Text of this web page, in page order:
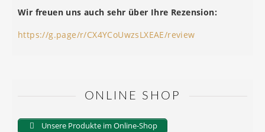
Wir freuen uns auch sehr über Ihre Rezension:
https://g.page/r/CX4YCoUwzsLXEAE/review
ONLINE SHOP
Unsere Produkte im Online-Shop